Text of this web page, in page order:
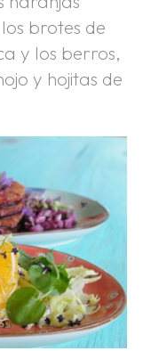
brotes de
y los berros,
y hojitas de